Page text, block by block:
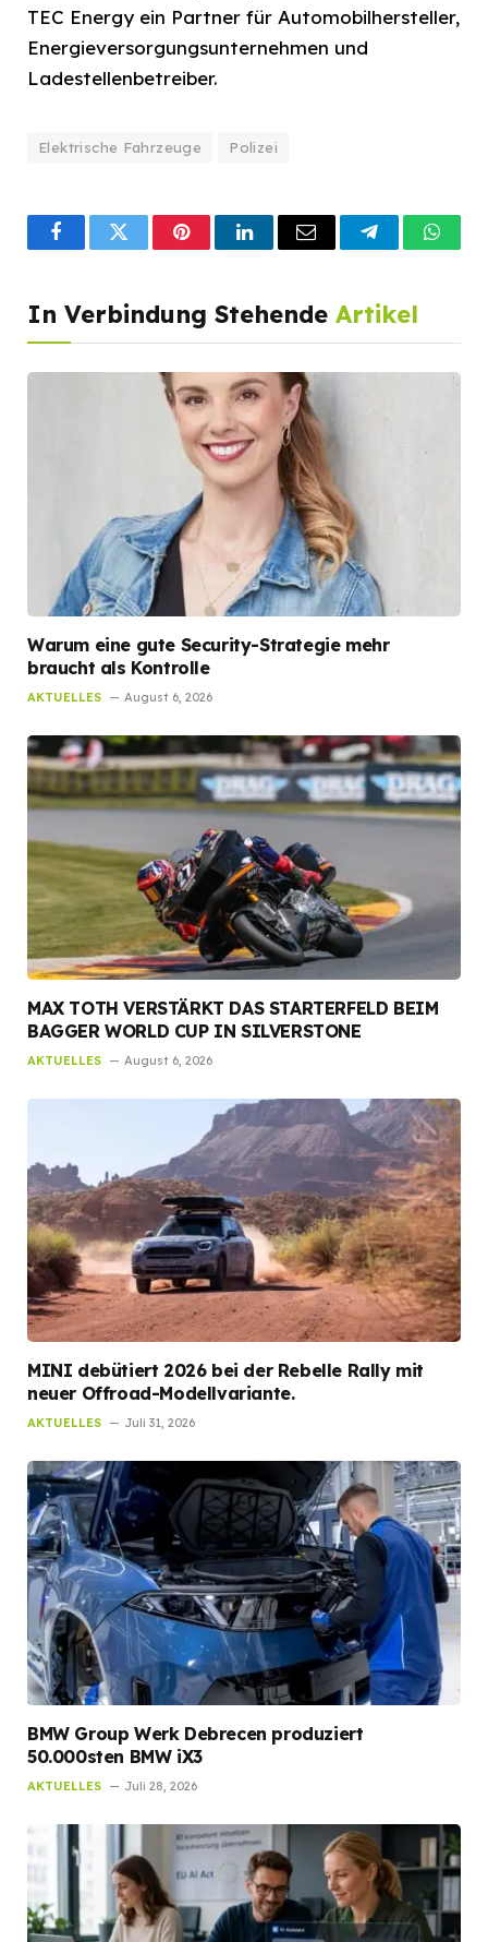
TEC Energy ein Partner für Automobilhersteller,
Energieversorgungsunternehmen und
Ladestellenbetreiber.
Elektrische Fahrzeuge Polizei
FacebookTwitterPinterestLinkedInEmail Telegram
In Verbindung Stehende Artikel
Warum eine gute Security-Strategie mehr
braucht als Kontrolle
AKTUELLES August 6, 2026
MAX TOTH VERSTÄRKT DAS STARTERFELD BEIM
BAGGER WORLD CUP IN SILVERSTONE
AKTUELLES August 6, 2026
MINI debütiert 2026 bei der Rebelle Rally mit
neuer Offroad-Modellvariante.
AKTUELLES Juli 31, 2026
BMW Group Werk Debrecen produziert
50.000sten BMW iX3
AKTUELLES Juli 28, 2026